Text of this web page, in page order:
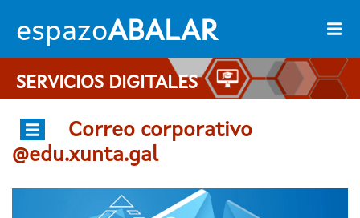
espazoABALAR
SERVICIOS DIGITALES
Correo corporativo
@edu.xunta.gal
Imaxe